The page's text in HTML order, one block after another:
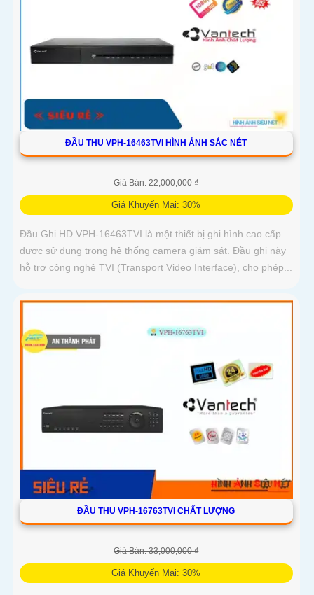
ĐẦU THU VPH-16463TVI HÌNH ẢNH SẮC NÉT
Giá Bán: 22,000,000 ₫
Giá Khuyến Mại: 30%
Đầu Ghi HD VPH-16463TVI là một thiết bị ghi hình cao cấp
được sử dụng trong hệ thống camera giám sát. Đầu ghi này
hỗ trợ công nghệ TVI (Transport Video Interface), cho phép...
ĐẦU THU VPH-16763TVI CHẤT LƯỢNG
Giá Bán: 33,000,000 ₫
Giá Khuyến Mại: 30%